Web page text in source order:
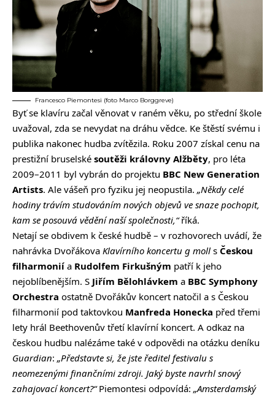
Francesco Piemontesi (foto Marco Borggreve)
Byť se klavíru začal věnovat v raném věku, po střední škole
uvažoval, zda se nevydat na dráhu vědce. Ke štěstí svému i
publika nakonec hudba zvítězila. Roku 2007 získal cenu na
prestižní bruselské soutěži královny Alžběty, pro léta
2009–2011 byl vybrán do projektu BBC New Generation
Artists. Ale vášeň pro fyziku jej neopustila. „Někdy celé
hodiny trávím studováním nových objevů ve snaze pochopit,
kam se posouvá vědění naší společnosti,“říká.
Netají se obdivem k české hudbě – v rozhovorech uvádí, že
nahrávka Dvořákova Klavírního koncertu g moll s Českou
filharmonií a Rudolfem Firkušným patří k jeho
nejoblíbenějším. S Jiřím Bělohlávkem a BBC Symphony
Orchestra ostatně Dvořákův koncert natočil a s Českou
filharmonií pod taktovkou Manfreda Honecka před třemi
lety hrál Beethovenův třetí klavírní koncert. A odkaz na
českou hudbu nalézáme také v odpovědi na otázku deníku
Guardian: „Představte si, že jste ředitel festivalu s
neomezenými finančními zdroji. Jaký byste navrhl snový
zahajovací koncert?“ Piemontesi odpovídá: „Amsterdamský